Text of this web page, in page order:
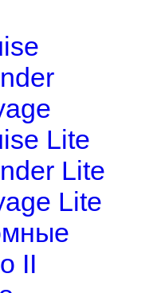
Lite
Lite
Lite
II